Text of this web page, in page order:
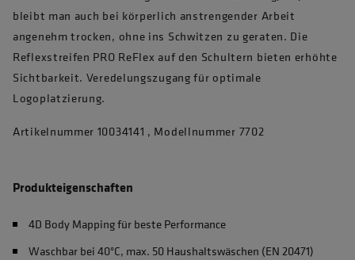
bleibt man auch bei körperlich anstrengender Arbeit
angenehm trocken, ohne ins Schwitzen zu geraten. Die
Reflexstreifen PRO ReFlex auf den Schultern bieten erhöhte
Sichtbarkeit. Veredelungszugang für optimale
Logoplatzierung.
Artikelnummer 10034141 , Modellnummer 7702
Produkteigenschaften
4D Body Mapping für beste Performance
Waschbar bei 40°C, max. 50 Haushaltswäschen (EN 20471)